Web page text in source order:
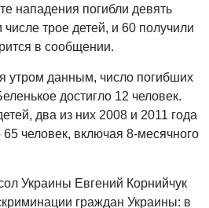
нападения погибли девять
трое детей, и 60 получили
в сообщении.
утром данным, число погибших
достигло 12 человек.
два из них 2008 и 2011 года
человек, включая 8-месячного
Украины Евгений Корнийчук
граждан Украины: в